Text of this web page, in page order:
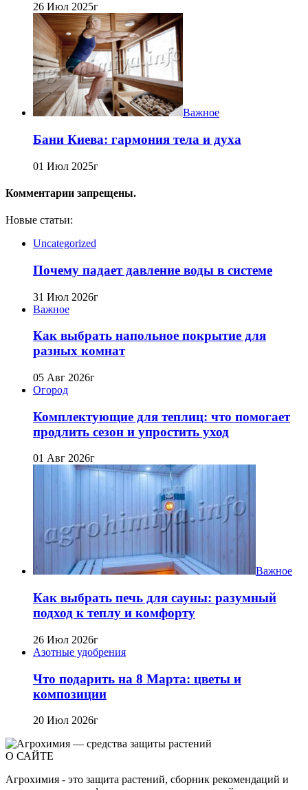
26 Июл 2025г
Важное
Бани Киева: гармония тела и духа
01 Июл 2025г
Комментарии запрещены.
Новые статьи:
Uncategorized
Почему падает давление воды в системе
31 Июл 2026г
Важное
Как выбрать напольное покрытие для
разных комнат
05 Авг 2026г
Огород
Комплектующие для теплиц: что помогает
продлить сезон и упростить уход
01 Авг 2026г
Важное
Как выбрать печь для сауны: разумный
подход к теплу и комфорту
26 Июл 2026г
Азотные удобрения
Что подарить на 8 Марта: цветы и
композиции
20 Июл 2026г
О САЙТЕ
Агрохимия - это защита растений, сборник рекомендаций и